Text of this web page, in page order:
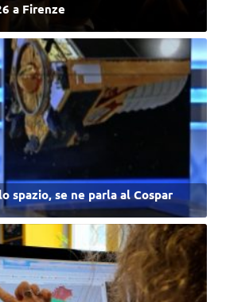
a Firenze
spazio, se ne parla al Cospar